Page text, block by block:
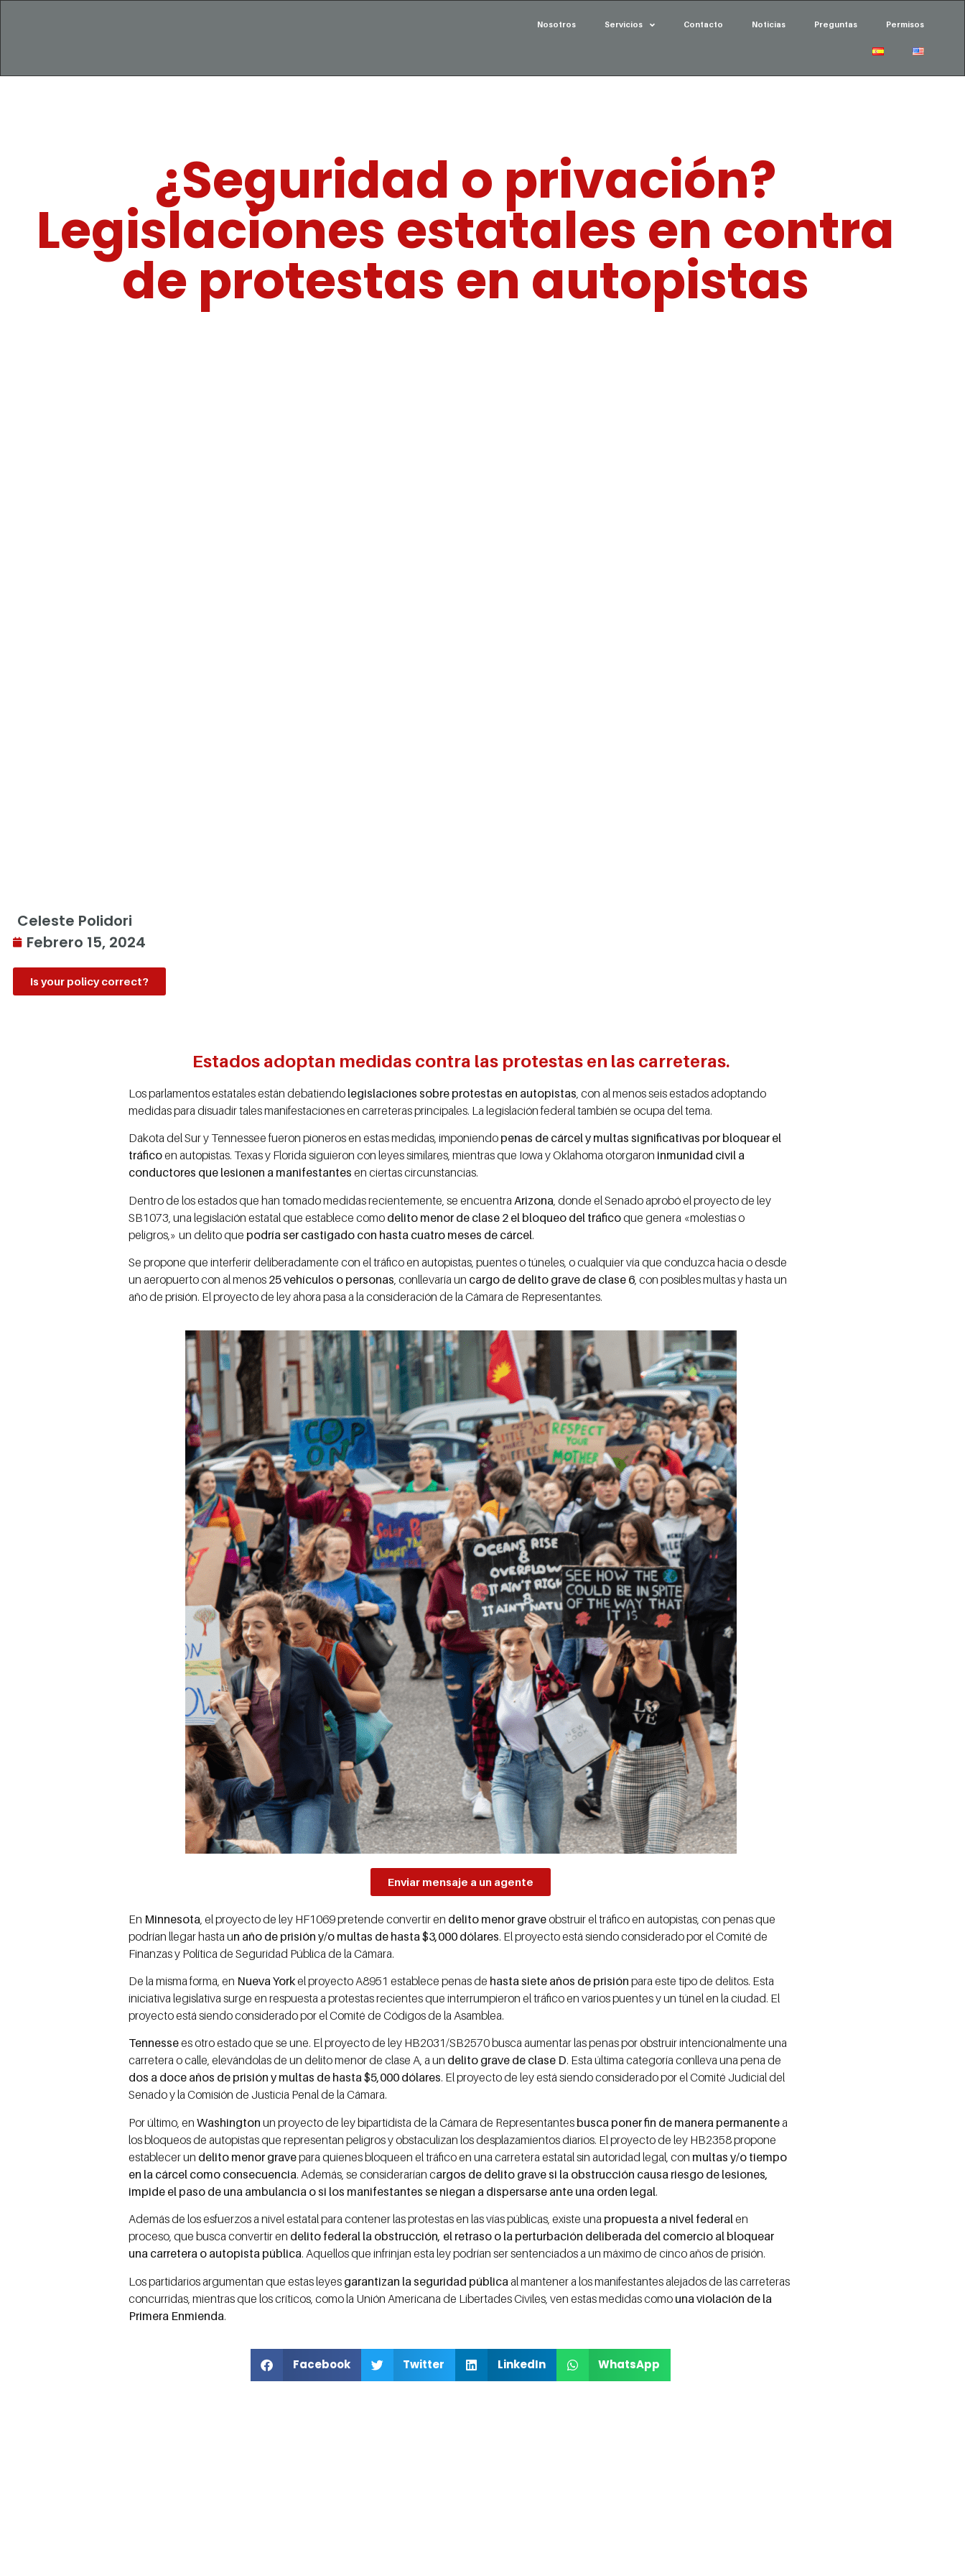
Nosotros Servicios Contacto Noticias Preguntas Permisos
¿Seguridad o privación?
Legislaciones estatales en contra
de protestas en autopistas
Celeste Polidori
Febrero 15, 2024
Is your policy correct?
Estados adoptan medidas contra las protestas en las carreteras.
Los parlamentos estatales están debatiendo legislaciones sobre protestas en autopistas, con al menos seis estados adoptando
medidas para disuadir tales manifestaciones en carreteras principales. La legislación federal también se ocupa del tema.
Dakota del Sur y Tennessee fueron pioneros en estas medidas, imponiendo penas de cárcel y multas significativas por bloquear el
tráficoen autopistas. Texas y Florida siguieron con leyes similares, mientras que Iowa y Oklahoma otorgaron inmunidad civil a
conductores que lesionen a manifestantes en ciertas circunstancias.
Dentro de los estados que han tomado medidas recientemente, se encuentra Arizona , donde el Senado aprobó el proyecto de ley
SB1073, una legislación estatal que establece como delito menor de clase 2 el bloqueo del tráficoque genera «molestias o
peligros,» un delito que podría ser castigado con hasta cuatro meses de cárcel.
Se propone que interferir deliberadamente con el tráfico en autopistas, puentes o túneles, o cualquier vía que conduzca hacia o desde
un aeropuerto con al menos 25 vehículos o personas, conllevaría un cargo de delito grave de clase 6, con posibles multas y hasta un
año de prisión. El proyecto de ley ahora pasa a la consideración de la Cámara de Representantes.
Enviar mensaje a un agente
En Minnesota , el proyecto de ley HF1069 pretende convertir en delito menor graveobstruir el tráfico en autopistas, con penas que
podrían llegar hasta un año de prisión y/o multas de hasta $3,000 dólares. El proyecto está siendo considerado por el Comité de
Finanzas y Política de Seguridad Pública de la Cámara.
De la misma forma, en Nueva Yorkel proyecto A8951 establece penas de hasta siete años de prisión para este tipo de delitos. Esta
iniciativa legislativa surge en respuesta a protestas recientes que interrumpieron el tráfico en varios puentes y un túnel en la ciudad. El
proyecto está siendo considerado por el Comité de Códigos de la Asamblea.
Tennessees otro estado que se une. El proyecto de ley HB2031/SB2570 busca aumentar las penas por obstruir intencionalmente una
carretera o calle, elevándolas de un delito menor de clase A, a un delito grave de clase D. Esta última categoría conlleva una pena de
dos a doce años de prisión y multas de hasta $5,000 dólares. El proyecto de ley está siendo considerado por el Comité Judicial del
Senado y la Comisión de Justicia Penal de la Cámara.
Por último, en Washingtonun proyecto de ley bipartidista de la Cámara de Representantes busca poner fin de manera permanentea
los bloqueos de autopistas que representan peligros y obstaculizan los desplazamientos diarios. El proyecto de ley HB2358 propone
establecer un delito menor gravepara quienes bloqueen el tráfico en una carretera estatal sin autoridad legal, con multas y/o tiempo
en la cárcel como consecuencia. Además, se considerarían cargos de delito grave si la obstrucción causa riesgo de lesiones,
impide el paso de una ambulancia o si los manifestantes se niegan a dispersarse ante una orden legal.
Además de los esfuerzos a nivel estatal para contener las protestas en las vías públicas, existe una propuesta a nivel federalen
proceso, que busca convertir en delito federal la obstrucción, el retraso o la perturbación deliberada del comercio al bloquear
una carretera o autopista pública. Aquellos que infrinjan esta ley podrían ser sentenciados a un máximo de cinco años de prisión.
Los partidarios argumentan que estas leyes garantizan la seguridad públicaal mantener a los manifestantes alejados de las carreteras
concurridas, mientras que los críticos, como la Unión Americana de Libertades Civiles, ven estas medidas como una violación de la
Primera Enmienda.
Facebook Twitter LinkedIn WhatsApp